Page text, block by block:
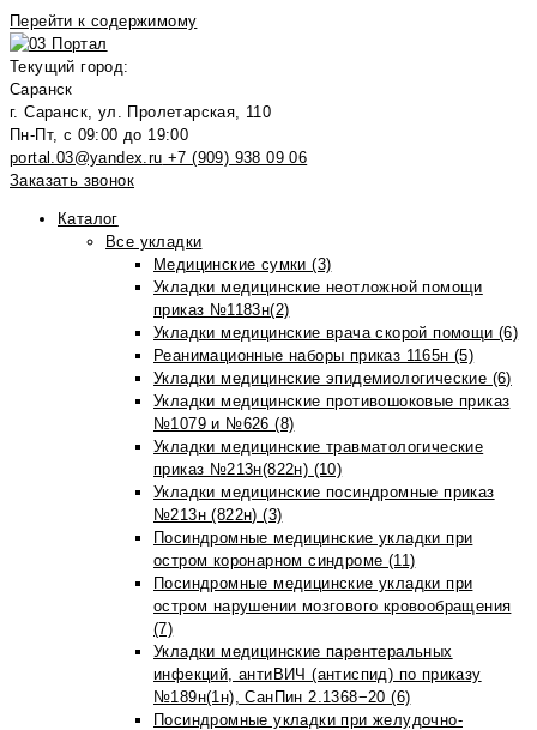
Перейти к содержимому
Текущий город:
Саранск
г. Саранск, ул. Пролетарская, 110
Пн-Пт, с 09:00 до 19:00
portal.03@yandex.ru +7 (909) 938 09 06
Заказать звонок
Каталог
Все укладки
Медицинские сумки (3)
Укладки медицинские неотложной помощи
приказ №1183н(2)
Укладки медицинские врача скорой помощи (6)
Реанимационные наборы приказ 1165н (5)
Укладки медицинские эпидемиологические (6)
Укладки медицинские противошоковые приказ
№1079 и №626 (8)
Укладки медицинские травматологические
приказ №213н(822н) (10)
Укладки медицинские посиндромные приказ
№213н (822н) (3)
Посиндромные медицинские укладки при
остром коронарном синдроме (11)
Посиндромные медицинские укладки при
остром нарушении мозгового кровообращения
(7)
Укладки медицинские парентеральных
инфекций, антиВИЧ (антиспид) по приказу
№189н(1н), СанПин 2.1368−20 (6)
Посиндромные укладки при желудочно-